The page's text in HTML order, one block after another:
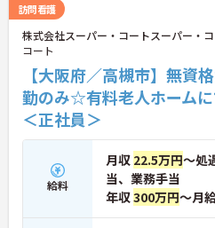
些細なことでも感謝を伝え合い、
風通しが良くとてもあたたかい雰囲
また、「もっとこうしたら良くな
現場の小さなアイデアを大切にして
目から誰でもいくつでも提案でき
案」制度があり、毎月役員がすべ
します。自分の気づきが実際のサー
がるため、やりがいを持って仕事に
訪問看護
株式会社スーパー・コートスーパー・
コート
【大阪府／高槻市】無資
勤のみ☆有料老人ホーム
＜正社員＞
給料
月収 22.5万円～処
当、業務手当
年収300万円～月